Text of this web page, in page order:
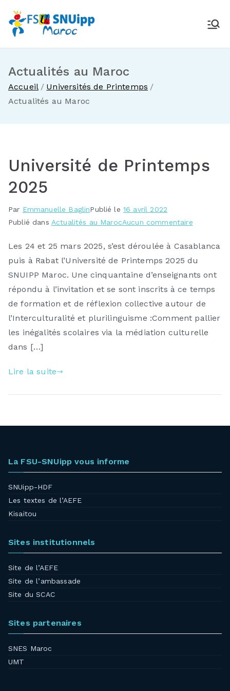
au
contenu
Actualités au Maroc
Accueil
Universités de Printemps
Actualités au Maroc
Université de Printemps
2025
Par Emmanuelle BaglinPublié le 16 avril 2022
Publié dans Actualités au MarocAucun commentairesur
de
Printemps
2025
Les 24 et 25 mars 2025, s’est déroulée à Casablanca
puis à Rabat l’Université de Printemps 2025 du
SNUIPP Maroc. Une cinquantaine d’enseignants ont
répondu à l’invitation et se sont inscrits à ce temps
de formation et de réflexion collective autour de
l’Interculturalité et plurilinguisme :Comment pallier
les inégalités scolaires via la médiation culturelle
dans […]
Lire la suite
La FSU-SNUipp vous informe
SNUipp-HDF
Les textes de l’AEFE
Kisaitou
Sites institutionnels
Site de l’AEFE
Site de l’ambassade
Site du SCAC
Sites partenaires
SNES Maroc
UMT